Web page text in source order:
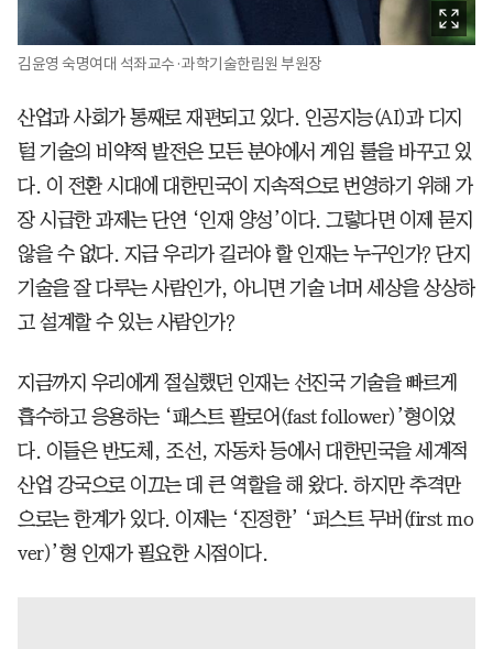
김윤영 숙명여대 석좌교수·과학기술한림원 부원장
산업과 사회가 통째로 재편되고 있다. 인공지능(AI)과 디지
털 기술의 비약적 발전은 모든 분야에서 게임 룰을 바꾸고 있
다. 이 전환 시대에 대한민국이 지속적으로 번영하기 위해 가
장 시급한 과제는 단연 ‘인재 양성’이다. 그렇다면 이제 묻지
않을 수 없다. 지금 우리가 길러야 할 인재는 누구인가? 단지
기술을 잘 다루는 사람인가, 아니면 기술 너머 세상을 상상하
고 설계할 수 있는 사람인가?
지금까지 우리에게 절실했던 인재는 선진국 기술을 빠르게
흡수하고 응용하는 ‘패스트 팔로어(fast follower)’형이었
다. 이들은 반도체, 조선, 자동차 등에서 대한민국을 세계적
산업 강국으로 이끄는 데 큰 역할을 해 왔다. 하지만 추격만
으로는 한계가 있다. 이제는 ‘진정한’ ‘퍼스트 무버(first mo
ver)’형 인재가 필요한 시점이다.